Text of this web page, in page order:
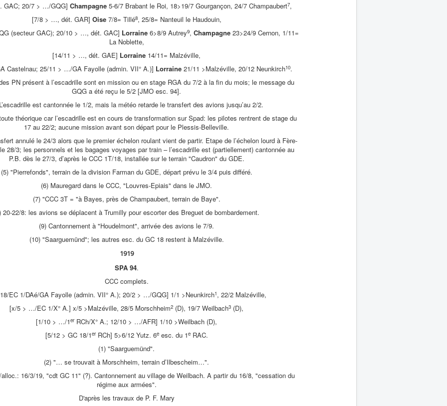
GAC; 20/7 > …/GQG] Champagne5-6/7 Brabant le Roi, 18>19/7 Gourgançon, 24/7 Champaubert7,
[7/8 > …, dét. GAR] Oise7/8= Tillé8, 25/8= Nanteuil le Haudouin,
(secteur GAC); 20/10 > …, dét. GAC] Lorraine 6>8/9 Autrey9, Champagne 23>24/9 Cernon, 1/11=
La Noblette,
[14/11 > …, dét. GAE] Lorraine 14/11= Malzéville,
Castelnau; 25/11 > …/GA Fayolle (admin. VII° A.)] Lorraine21/11 >Malzéville, 20/12 Neunkirch10.
PN présent à l’escadrille sont en mission ou en stage RGA du 7/2 à la fin du mois; le message du
GQG a été reçu le 5/2 [JMO esc. 94].
est cantonnée le 1/2, mais la météo retarde le transfert des avions jusqu’au 2/2.
théorique car l’escadrille est en cours de transformation sur Spad: les pilotes rentrent de stage du
17 au 22/2; aucune mission avant son départ pour le Plessis-Belleville.
annulé le 24/3 alors que le premier échelon roulant vient de partir. Etape de l’échelon lourd à Fère-
28/3; les personnels et les bagages voyages par train – l’escadrille est (partiellement) cantonnée au
P.B. dès le 27/3, d’après le CCC 1T/18, installée sur le terrain "Caudron" du GDE.
(5) "Pierrefonds", terrain de la division Farman du GDE, départ prévu le 3/4 puis différé.
(6) Mauregard dans le CCC, "Louvres-Epiais" dans le JMO.
(7) "CCC 3T = "à Bayes, près de Champaubert, terrain de Baye".
20-22/8: les avions se déplacent à Trumilly pour escorter des Breguet de bombardement.
(9) Cantonnement à "Houdelmont", arrivée des avions le 7/9.
(10) "Saarguemünd"; les autres esc. du GC 18 restent à Malzéville.
1919
SPA 94.
CCC complets.
EC 1/DAé/GA Fayolle (admin. VII° A.); 20/2 > …/GQG] 1/1 >Neunkirch1, 22/2 Malzéville,
[x/5 > …/EC 1/X° A.] x/5 >Malzéville, 28/5 Morschheim2 (D), 19/7 Weilbach3 (D),
[1/10 > …/1er RCh/X° A.; 12/10 > …/AFR] 1/10 >Weilbach (D),
[5/12 > GC 18/1erRCh] 5>6/12 Yutz. 6eesc. du 1eRAC.
(1) "Saarguemünd".
(2) "… se trouvait à Morschheim, terrain d’Ilbescheim…".
alloc.: 16/3/19, "cdt GC 11" (?). Cantonnement au village de Weilbach. A partir du 16/8, "cessation du
régime aux armées".
D'après les travaux de P. F. Mary